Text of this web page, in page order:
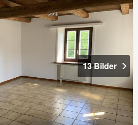
13 Bilder